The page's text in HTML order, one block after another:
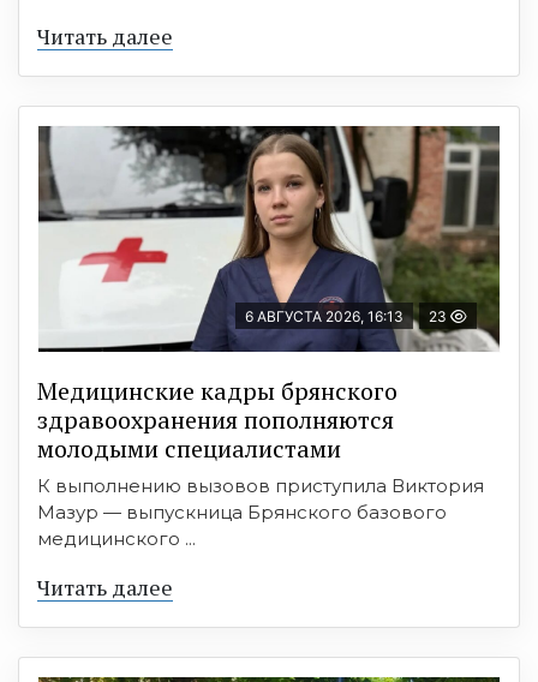
Читать далее
6 АВГУСТА 2026, 16:13 23
Медицинские кадры брянского
здравоохранения пополняются
молодыми специалистами
К выполнению вызовов приступила Виктория
Мазур — выпускница Брянского базового
медицинского ...
Читать далее